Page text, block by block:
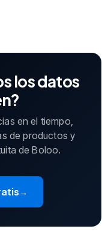
los datos
en el tiempo,
de productos y
de Boloo.
→